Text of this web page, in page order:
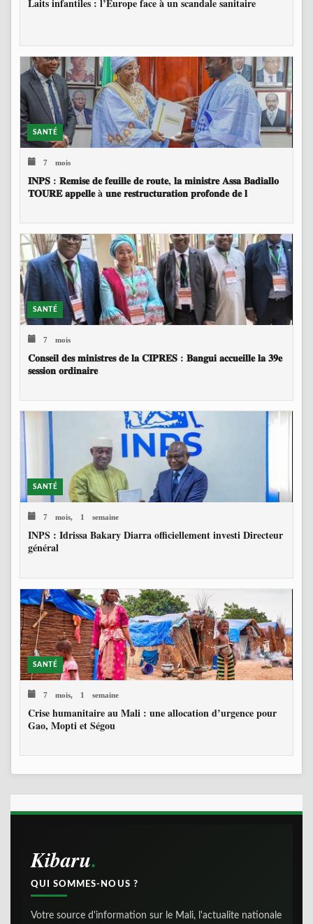
Laits infantiles : l’Europe face à un scandale sanitaire
SANTÉ
7 mois
𝐈𝐍𝐏𝐒 : 𝐑𝐞𝐦𝐢𝐬𝐞 𝐝𝐞 𝐟𝐞𝐮𝐢𝐥𝐥𝐞 𝐝𝐞 𝐫𝐨𝐮𝐭𝐞, 𝐥𝐚 𝐦𝐢𝐧𝐢𝐬𝐭𝐫𝐞 𝐀𝐬𝐬𝐚 𝐁𝐚𝐝𝐢𝐚𝐥𝐥𝐨
𝐓𝐎𝐔𝐑𝐄 𝐚𝐩𝐩𝐞𝐥𝐥𝐞 à 𝐮𝐧𝐞 𝐫𝐞𝐬𝐭𝐫𝐮𝐜𝐭𝐮𝐫𝐚𝐭𝐢𝐨𝐧 𝐩𝐫𝐨𝐟𝐨𝐧𝐝𝐞 𝐝𝐞 𝐥
SANTÉ
7 mois
𝐂𝐨𝐧𝐬𝐞𝐢𝐥 𝐝𝐞𝐬 𝐦𝐢𝐧𝐢𝐬𝐭𝐫𝐞𝐬 𝐝𝐞 𝐥𝐚 𝐂𝐈𝐏𝐑𝐄𝐒 : 𝐁𝐚𝐧𝐠𝐮𝐢 𝐚𝐜𝐜𝐮𝐞𝐢𝐥𝐥𝐞 𝐥𝐚 𝟑𝟗𝐞
𝐬𝐞𝐬𝐬𝐢𝐨𝐧 𝐨𝐫𝐝𝐢𝐧𝐚𝐢𝐫𝐞
SANTÉ
7 mois, 1 semaine
INPS : Idrissa Bakary Diarra officiellement investi Directeur
général
SANTÉ
7 mois, 1 semaine
Crise humanitaire au Mali : une allocation d’urgence pour
Gao, Mopti et Ségou
Kibaru
QUI SOMMES-NOUS ?
Votre source d'information sur le Mali, l'actualite nationale